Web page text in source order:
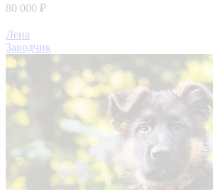
80 000 ₽
Лена
Заводчик